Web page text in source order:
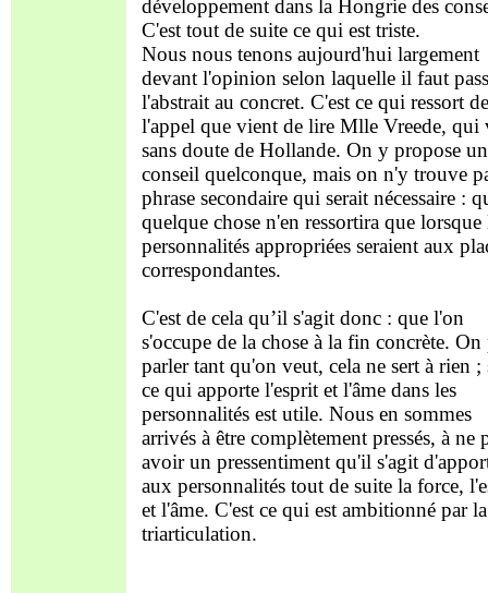
développement dans la Hongrie des
C'est tout de suite ce qui est triste.
Nous nous tenons aujourd'hui largement
devant l'opinion selon laquelle il faut
l'abstrait au concret. C'est ce qui ressort de
l'appel que vient de lire Mlle Vreede, qui
sans doute de Hollande. On y propose un
conseil quelconque, mais on n'y trouve
phrase secondaire qui serait nécessaire :
quelque chose n'en ressortira que lorsque
personnalités appropriées seraient aux
correspondantes.
C'est de cela qu’il s'agit donc : que l'on
s'occupe de la chose à la fin concrète. On
parler tant qu'on veut, cela ne sert à rien ;
ce qui apporte l'esprit et l'âme dans les
personnalités est utile. Nous en sommes
arrivés à être complètement pressés, à ne
avoir un pressentiment qu'il s'agit
aux personnalités tout de suite la force,
et l'âme. C'est ce qui est ambitionné par la
triarticulation.